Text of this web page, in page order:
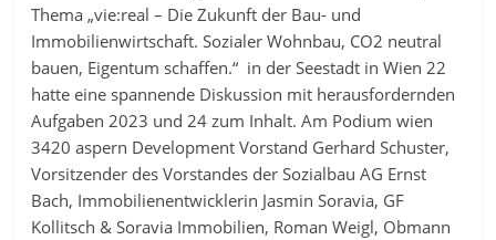
Thema „vie:real – Die Zukunft der Bau- und
Immobilienwirtschaft. Sozialer Wohnbau, CO2 neutral
bauen, Eigentum schaffen.“ in der Seestadt in Wien 22
hatte eine spannende Diskussion mit herausfordernden
Aufgaben 2023 und 24 zum Inhalt. Am Podium wien
3420 aspern Development Vorstand Gerhard Schuster,
Vorsitzender des Vorstandes der Sozialbau AG Ernst
Bach, Immobilienentwicklerin Jasmin Soravia, GF
Kollitsch & Soravia Immobilien, Roman Weigl, Obmann